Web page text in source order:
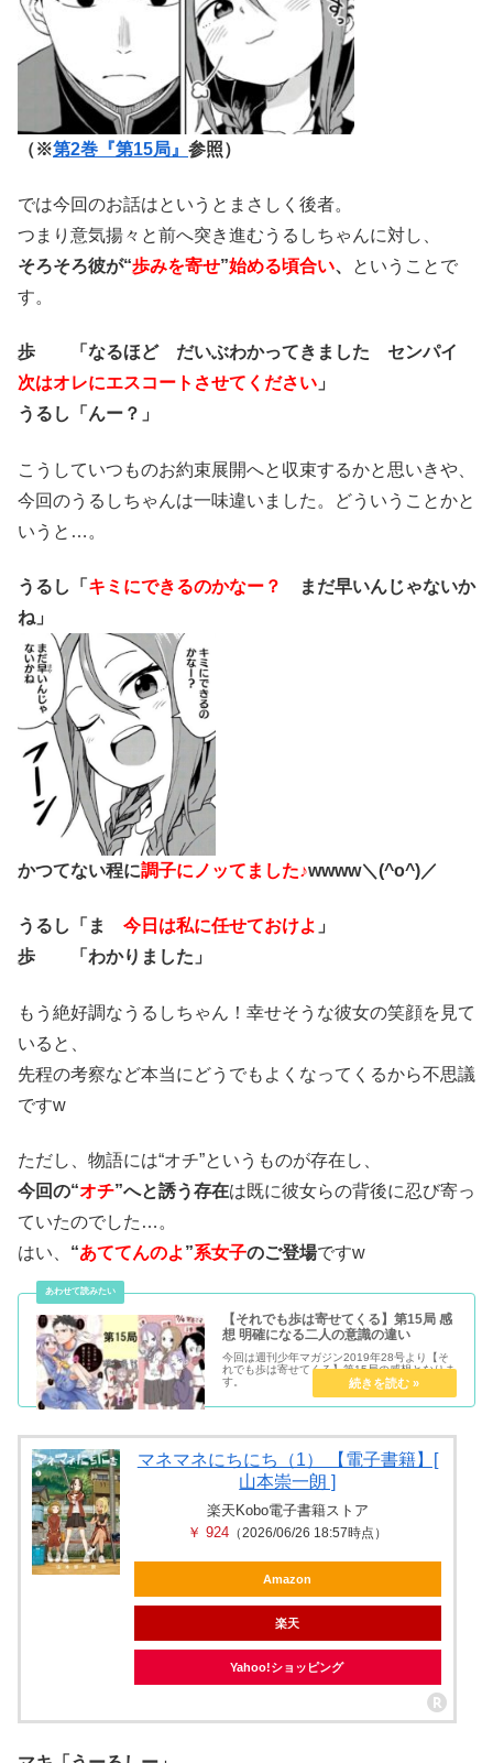
（※第2巻『第15局』 参照）
では今回のお話はというとまさしく後者。
つまり意気揚々と前へ突き進むうるしちゃんに対し、
そろそろ彼が“歩みを寄せ”始める頃合い、
ということで
す。
歩 「なるほど だいぶわかってきました センパイ
次はオレにエスコートさせてください 」
うるし「んー？」
こうしていつものお約束展開へと収束するかと思いきや、
今回のうるしちゃんは一味違いました。どういうことかと
いうと…。
うるし「 キミにできるのかなー？
まだ早いんじゃないか
ね」
かつてない程に調子にノッてました♪wwww＼(^o^)／
うるし「ま 今日は私に任せておけよ 」
歩 「わかりました」
もう絶好調なうるしちゃん！幸せそうな彼女の笑顔を見て
いると、
先程の考察など本当にどうでもよくなってくるから不思議
ですw
ただし、物語には“オチ”というものが存在し、
今回の“オチ”へと誘う存在は既に彼女らの背後に忍び寄っ
ていたのでした…。
はい、 “あててんのよ ”系女子のご登場ですw
【それでも歩は寄せてくる】第15局 感
想 明確になる二人の意識の違い
今回は週刊少年マガジン2019年28号より【そ
れでも歩は寄せてくる】第15局の感想となりま
す。
マネマネにちにち（1） 【電子書籍】[
山本崇一朗 ]
楽天Kobo電子書籍ストア
￥ 924 （2026/06/26 18:57時点）
Amazon
楽天
Yahoo!ショッピング